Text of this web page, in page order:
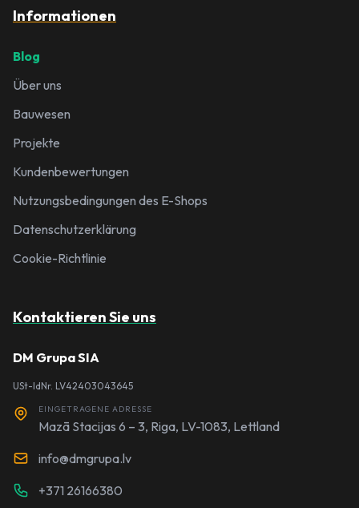
Informationen
Blog
Über uns
Bauwesen
Projekte
Kundenbewertungen
Nutzungsbedingungen des E-Shops
Datenschutzerklärung
Cookie-Richtlinie
Kontaktieren Sie uns
DM Grupa SIA
USt-IdNr. LV42403043645
EINGETRAGENE ADRESSE
Mazā Stacijas 6 – 3, Riga, LV-1083, Lettland
info@dmgrupa.lv
+371 26166380